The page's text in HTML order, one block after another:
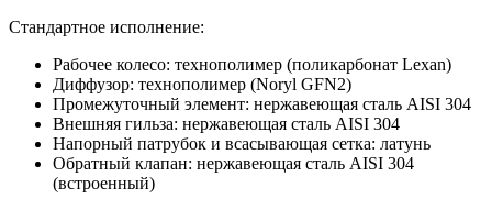
Стандартное исполнение:
Рабочее колесо: технополимер (поликарбонат Lexan)
Диффузор: технополимер (Noryl GFN2)
Промежуточный элемент: нержавеющая сталь AISI 304
Внешняя гильза: нержавеющая сталь AISI 304
Напорный патрубок и всасывающая сетка: латунь
Обратный клапан: нержавеющая сталь AISI 304
(встроенный)